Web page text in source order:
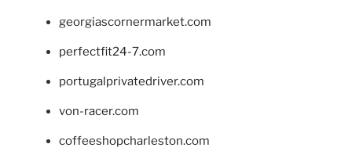
georgiascornermarket.com
perfectfit24-7.com
portugalprivatedriver.com
von-racer.com
coffeeshopcharleston.com